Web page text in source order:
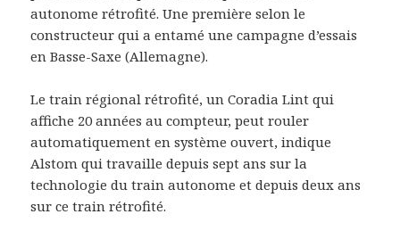
autonome rétrofité. Une première selon le
constructeur qui a entamé une campagne d’essais
en Basse-Saxe (Allemagne).
Le train régional rétrofité, un Coradia Lint qui
affiche 20 années au compteur, peut rouler
automatiquement en système ouvert, indique
Alstom qui travaille depuis sept ans sur la
technologie du train autonome et depuis deux ans
sur ce train rétrofité.